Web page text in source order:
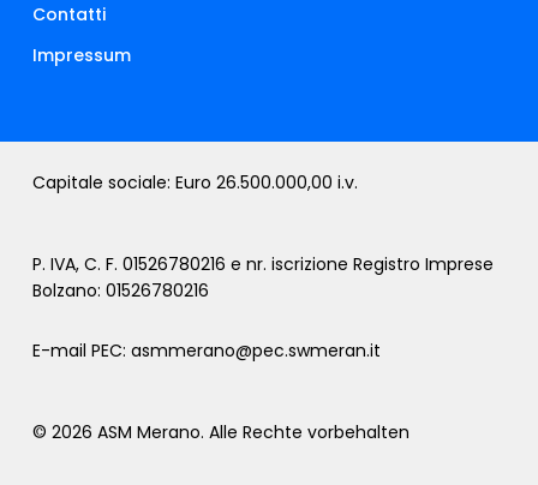
Contatti
Impressum
Capitale sociale: Euro 26.500.000,00 i.v.
P. IVA, C. F. 01526780216 e nr. iscrizione Registro Imprese
Bolzano: 01526780216
E-mail PEC: asmmerano@pec.swmeran.it
© 2026 ASM Merano. Alle Rechte vorbehalten